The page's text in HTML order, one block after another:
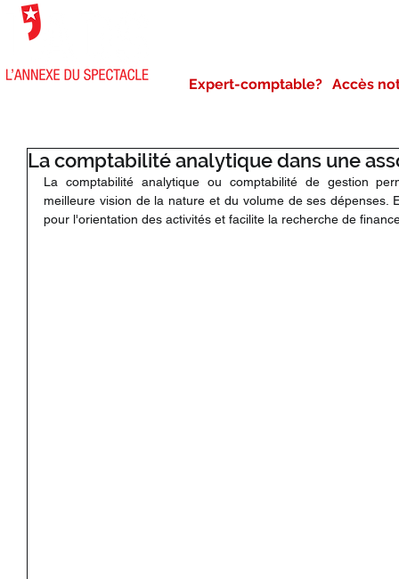
Expert-comptable? Accès
La comptabilité analytique dans une
La comptabilité analytique ou comptabilité de gestion
meilleure vision de la nature et du volume de ses dépenses.
pour l'orientation des activités et facilite la recherche de